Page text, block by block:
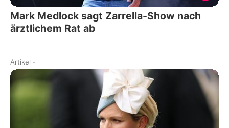
Mark Medlock sagt Zarrella-Show nach
ärztlichem Rat ab
Artikel -